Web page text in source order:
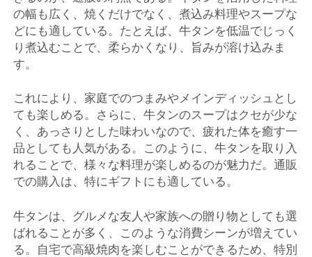
の幅も広く、焼くだけでなく、煮込み料理やスープな
どにも適している。たとえば、牛タンを低温でじっく
り煮込むことで、柔らかくなり、旨みが溶け込みま
す。
これにより、家庭でのつまみやメインディッシュとし
ても楽しめる。さらに、牛タンのスープはクセが少な
く、あっさりとした味わいなので、疲れた体を癒す一
品としても人気がある。このように、牛タンを取り入
れることで、様々な料理が楽しめるのが魅力だ。通販
での購入は、特にギフトにも適している。
牛タンは、グルメな友人や家族への贈り物としても選
ばれることが多く、このような消費シーンが増えてい
る。自宅で高級焼肉を楽しむことができるため、特別